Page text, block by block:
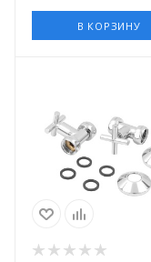
В КОРЗИНУ